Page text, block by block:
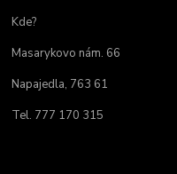
Kde?
Masarykovo nám. 66
Napajedla, 763 61
Tel. 777 170 315